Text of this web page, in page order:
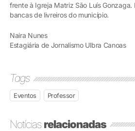
frente à Igreja Matriz São Luís Gonzaga.
bancas de livreiros do município.
Naira Nunes
Estagiária de Jornalismo Ulbra Canoas
Tags
Eventos Professor
Notíciasrelacionadas